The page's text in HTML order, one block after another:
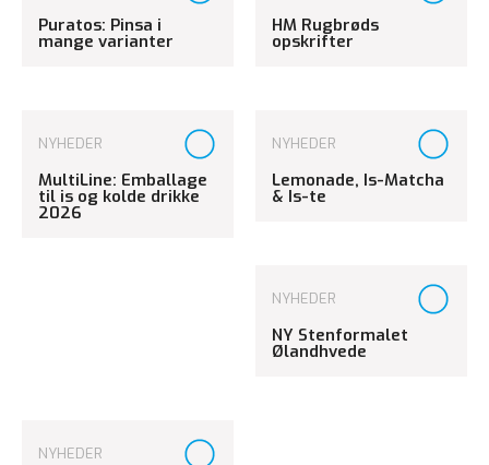
Puratos: Pinsa i
mange varianter
HM Rugbrøds
opskrifter
NYHEDER
MultiLine: Emballage
til is og kolde drikke
2026
NYHEDER
Lemonade, Is-Matcha
& Is-te
NYHEDER
NY Stenformalet
Ølandhvede
NYHEDER